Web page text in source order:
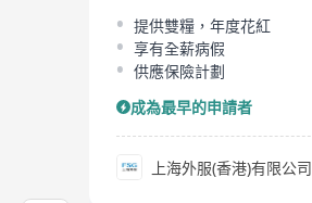
提供雙糧，年度花紅
享有全薪病假
供應保險計劃
成為最早的申請者
上海外服(香港)有限公司